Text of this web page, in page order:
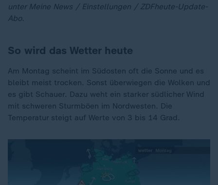
unter Meine News / Einstellungen / ZDFheute-Update-
Abo.
So wird das Wetter heute
Am Montag scheint im Südosten oft die Sonne und es
bleibt meist trocken. Sonst überwiegen die Wolken und
es gibt Schauer. Dazu weht ein starker südlicher Wind
mit schweren Sturmböen im Nordwesten. Die
Temperatur steigt auf Werte von 3 bis 14 Grad.